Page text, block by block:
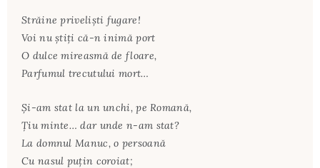
Străine privelişti fugare!
Voi nu ştiţi că-n inimă port
O dulce mireasmă de floare,
Parfumul trecutului mort…
Şi-am stat la un unchi, pe Romană,
Ţiu minte… dar unde n-am stat?
La domnul Manuc, o persoană
Cu nasul puţin coroiat;